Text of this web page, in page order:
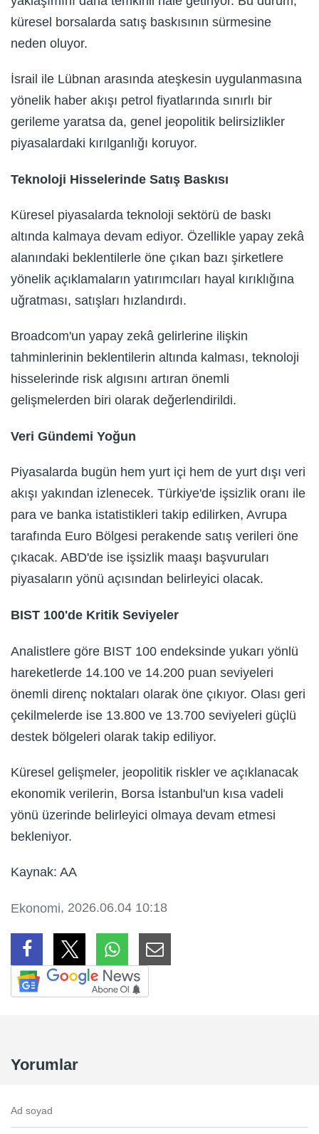
küresel borsalarda satış baskısının sürmesine
neden oluyor.
İsrail ile Lübnan arasında ateşkesin uygulanmasına
yönelik haber akışı petrol fiyatlarında sınırlı bir
gerileme yaratsa da, genel jeopolitik belirsizlikler
piyasalardaki kırılganlığı koruyor.
Teknoloji Hisselerinde Satış Baskısı
Küresel piyasalarda teknoloji sektörü de baskı
altında kalmaya devam ediyor. Özellikle yapay zekâ
alanındaki beklentilerle öne çıkan bazı şirketlere
yönelik açıklamaların yatırımcıları hayal kırıklığına
uğratması, satışları hızlandırdı.
Broadcom'un yapay zekâ gelirlerine ilişkin
tahminlerinin beklentilerin altında kalması, teknoloji
hisselerinde risk algısını artıran önemli
gelişmelerden biri olarak değerlendirildi.
Veri Gündemi Yoğun
Piyasalarda bugün hem yurt içi hem de yurt dışı veri
akışı yakından izlenecek. Türkiye'de işsizlik oranı ile
para ve banka istatistikleri takip edilirken, Avrupa
tarafında Euro Bölgesi perakende satış verileri öne
çıkacak. ABD'de ise işsizlik maaşı başvuruları
piyasaların yönü açısından belirleyici olacak.
BIST 100'de Kritik Seviyeler
Analistlere göre BIST 100 endeksinde yukarı yönlü
hareketlerde 14.100 ve 14.200 puan seviyeleri
önemli direnç noktaları olarak öne çıkıyor. Olası geri
çekilmelerde ise 13.800 ve 13.700 seviyeleri güçlü
destek bölgeleri olarak takip ediliyor.
Küresel gelişmeler, jeopolitik riskler ve açıklanacak
ekonomik verilerin, Borsa İstanbul'un kısa vadeli
yönü üzerinde belirleyici olmaya devam etmesi
bekleniyor.
Kaynak: AA
Ekonomi, 2026.06.04 10:18
Yorumlar